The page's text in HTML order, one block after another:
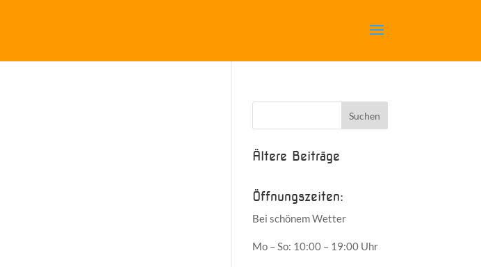
Ältere Beiträge
Öffnungszeiten:
Bei schönem Wetter
Mo – So: 10:00 – 19:00 Uhr